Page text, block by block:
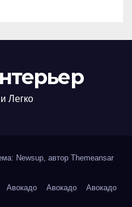
Легко
Newsup, автор Themeansar
Авокадо Авокадо Авокадо